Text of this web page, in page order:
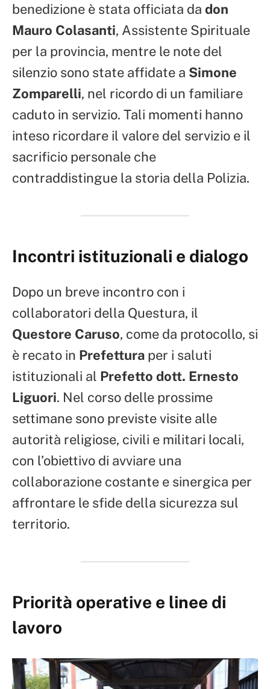
benedizione è stata officiata da don
Mauro Colasanti, Assistente Spirituale
per la provincia, mentre le note del
silenzio sono state affidate a Simone
Zomparelli, nel ricordo di un familiare
caduto in servizio. Tali momenti hanno
inteso ricordare il valore del servizio e il
sacrificio personale che
contraddistingue la storia della Polizia.
Incontri istituzionali e dialogo
Dopo un breve incontro con i
collaboratori della Questura, il
Questore Caruso, come da protocollo, si
è recato in Prefettura per i saluti
istituzionali al Prefetto dott. Ernesto
Liguori. Nel corso delle prossime
settimane sono previste visite alle
autorità religiose, civili e militari locali,
con l’obiettivo di avviare una
collaborazione costante e sinergica per
affrontare le sfide della sicurezza sul
territorio.
Priorità operative e linee di
lavoro